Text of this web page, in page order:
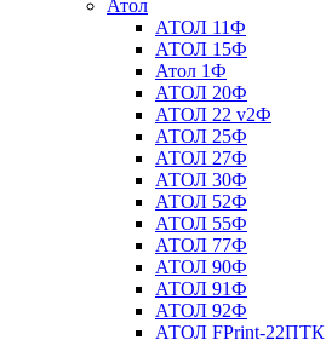
Атол
АТОЛ 11Ф
АТОЛ 15Ф
Атол 1Ф
АТОЛ 20Ф
АТОЛ 22 v2Ф
АТОЛ 25Ф
АТОЛ 27Ф
АТОЛ 30Ф
АТОЛ 52Ф
АТОЛ 55Ф
АТОЛ 77Ф
АТОЛ 90Ф
АТОЛ 91Ф
АТОЛ 92Ф
АТОЛ FPrint-22ПТК